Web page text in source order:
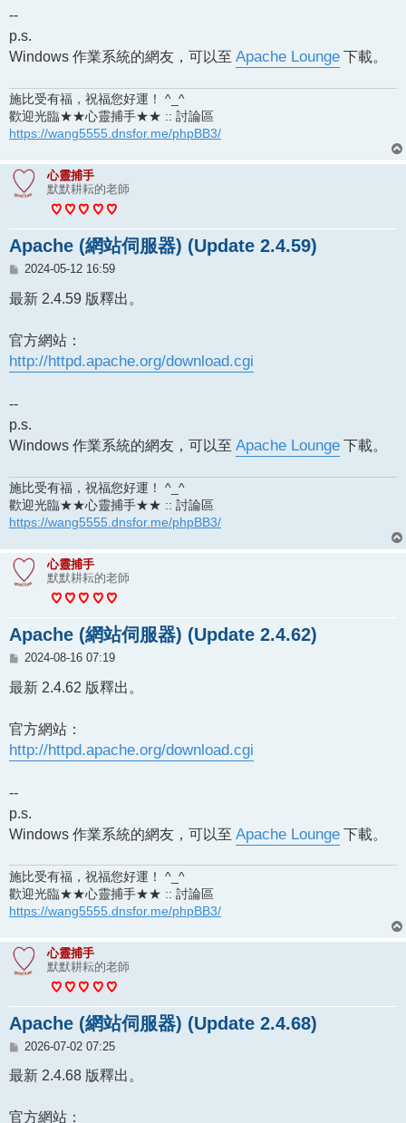
--
p.s.
Windows 作業系統的網友，可以至 Apache Lounge 下載。
施比受有福，祝福您好運！ ^_^
歡迎光臨★★心靈捕手★★ :: 討論區
https://wang5555.dnsfor.me/phpBB3/
心靈捕手
默默耕耘的老師
Apache (網站伺服器) (Update 2.4.59)
文
2024-05-12 16:59
最新 2.4.59 版釋出。
官方網站：
http://httpd.apache.org/download.cgi
--
p.s.
Windows 作業系統的網友，可以至 Apache Lounge 下載。
施比受有福，祝福您好運！ ^_^
歡迎光臨★★心靈捕手★★ :: 討論區
https://wang5555.dnsfor.me/phpBB3/
心靈捕手
默默耕耘的老師
Apache (網站伺服器) (Update 2.4.62)
文
2024-08-16 07:19
最新 2.4.62 版釋出。
官方網站：
http://httpd.apache.org/download.cgi
--
p.s.
Windows 作業系統的網友，可以至 Apache Lounge 下載。
施比受有福，祝福您好運！ ^_^
歡迎光臨★★心靈捕手★★ :: 討論區
https://wang5555.dnsfor.me/phpBB3/
心靈捕手
默默耕耘的老師
Apache (網站伺服器) (Update 2.4.68)
文
2026-07-02 07:25
最新 2.4.68 版釋出。
官方網站：